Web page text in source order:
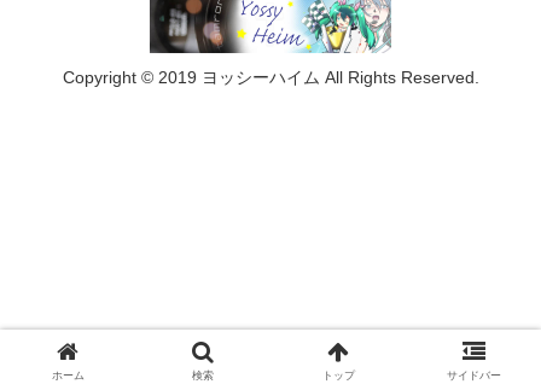
Copyright © 2019 ヨッシーハイム All Rights Reserved.
ホーム 検索 トップ サイドバー